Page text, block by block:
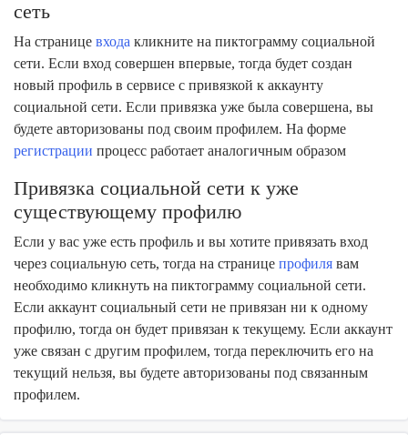
сеть
На странице входа кликните на пиктограмму социальной
сети. Если вход совершен впервые, тогда будет создан
новый профиль в сервисе с привязкой к аккаунту
социальной сети. Если привязка уже была совершена, вы
будете авторизованы под своим профилем. На форме
регистрации процесс работает аналогичным образом
Привязка социальной сети к уже
существующему профилю
Если у вас уже есть профиль и вы хотите привязать вход
через социальную сеть, тогда на странице профиля вам
необходимо кликнуть на пиктограмму социальной сети.
Если аккаунт социальный сети не привязан ни к одному
профилю, тогда он будет привязан к текущему. Если аккаунт
уже связан с другим профилем, тогда переключить его на
текущий нельзя, вы будете авторизованы под связанным
профилем.